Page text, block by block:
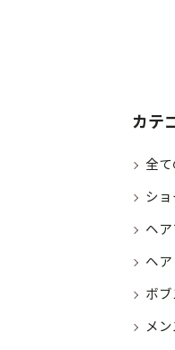
カテ
全
シ
ヘ
ヘ
ボ
メ